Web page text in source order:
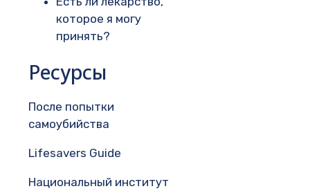
которое я могу
принять?
Ресурсы
После попытки
самоубийства
Lifesavers Guide
Национальный институт